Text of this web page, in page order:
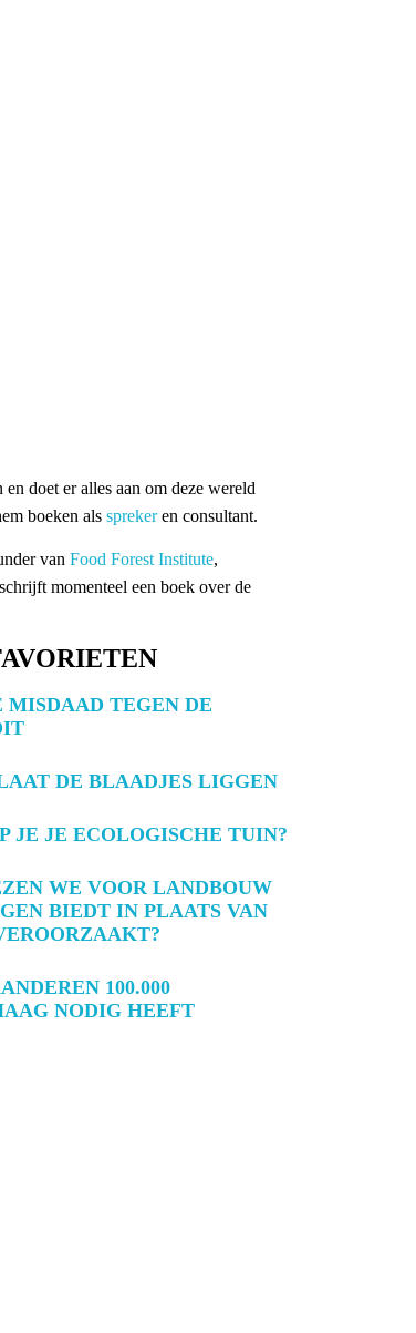
doet er alles aan om deze wereld
boeken als sprekeren consultant.
van Food Forest Institute,
momenteel een boek over de
MISDAAD TEGEN DE
DE BLAADJES LIGGEN
JE JE ECOLOGISCHE TUIN?
WE VOOR LANDBOUW
BIEDT IN PLAATS VAN
100.000
NODIG HEEFT